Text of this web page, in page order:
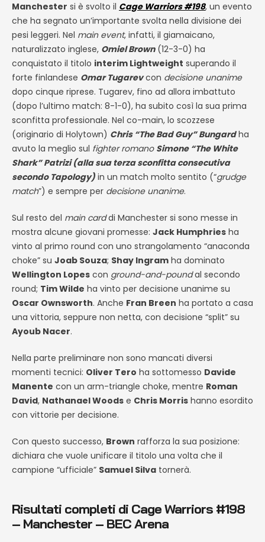
Manchester si è svolto il Cage Warriors #198, un evento
che ha segnato un’importante svolta nella divisione dei
pesi leggeri. Nel main event, infatti, il giamaicano,
naturalizzato inglese, Omiel Brown(12-3-0) ha
conquistato il titolo interim Lightweight superando il
forte finlandese Omar Tugarevcon decisione unanime
dopo cinque riprese. Tugarev, fino ad allora imbattuto
(dopo l’ultimo match: 8-1-0), ha subito così la sua prima
sconfitta professionale. Nel co-main, lo scozzese
(originario di Holytown) Chris “The Bad Guy” Bungardha
avuto la meglio sul fighter romano Simone “The White
Shark” Patrizi (alla sua terza sconfitta consecutiva
secondo Tapology) in un match molto sentito (“grudge
match”) e sempre per decisione unanime.
Sul resto del main carddi Manchester si sono messe in
mostra alcune giovani promesse: Jack Humphries ha
vinto al primo round con uno strangolamento “anaconda
choke” su Joab Souza; Shay Ingram ha dominato
Wellington Lopes con ground-and-poundal secondo
round; Tim Wilde ha vinto per decisione unanime su
Oscar Ownsworth. Anche Fran Breen ha portato a casa
una vittoria, seppure non netta, con decisione “split” su
Ayoub Nacer.
Nella parte preliminare non sono mancati diversi
momenti tecnici: Oliver Tero ha sottomesso Davide
Manente con un arm-triangle choke, mentre Roman
David, Nathanael Woods e Chris Morris hanno esordito
con vittorie per decisione.
Con questo successo, Brown rafforza la sua posizione:
dichiara che vuole unificare il titolo una volta che il
campione “ufficiale” Samuel Silva tornerà.
Risultati completi di Cage Warriors #198
– Manchester – BEC Arena